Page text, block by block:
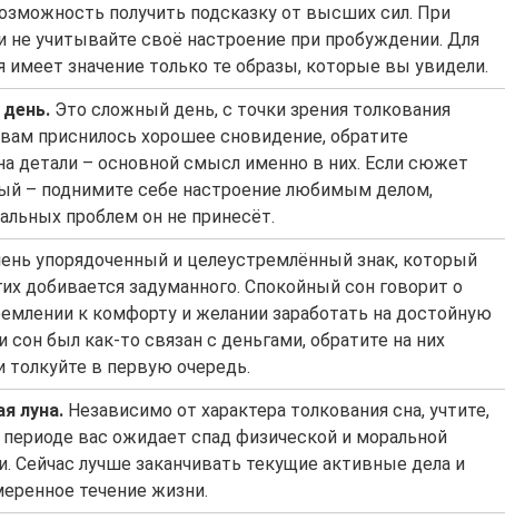
получить подсказку от высших сил. При
не учитывайте своё настроение при пробуждении. Для
имеет значение только те образы, которые вы увидели.
Это сложный день, с точки зрения толкования
приснилось хорошее сновидение, обратите
детали – основной смысл именно в них. Если сюжет
– поднимите себе настроение любимым делом,
проблем он не принесёт.
упорядоченный и целеустремлённый знак, который
добивается задуманного. Спокойный сон говорит о
к комфорту и желании заработать на достойную
сон был как-то связан с деньгами, обратите на них
толкуйте в первую очередь.
луна. Независимо от характера толкования сна, учтите,
вас ожидает спад физической и моральной
Сейчас лучше заканчивать текущие активные дела и
течение жизни.